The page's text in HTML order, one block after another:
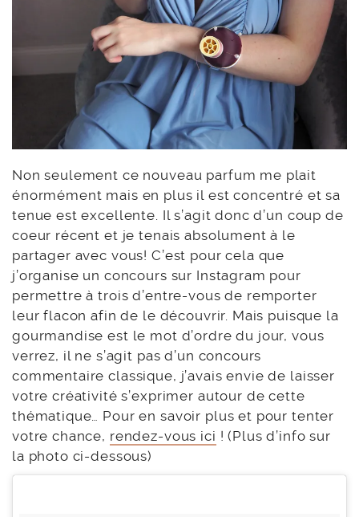
Non seulement ce nouveau parfum me plait
énormément mais en plus il est concentré et sa
tenue est excellente. Il s’agit donc d’un coup de
coeur récent et je tenais absolument à le
partager avec vous! C’est pour cela que
j’organise un concours sur Instagram pour
permettre à trois d’entre-vous de remporter
leur flacon afin de le découvrir. Mais puisque la
gourmandise est le mot d’ordre du jour, vous
verrez, il ne s’agit pas d’un concours
commentaire classique, j’avais envie de laisser
votre créativité s’exprimer autour de cette
thématique… Pour en savoir plus et pour tenter
votre chance, rendez-vous ici ! (Plus d’info sur
la photo ci-dessous)